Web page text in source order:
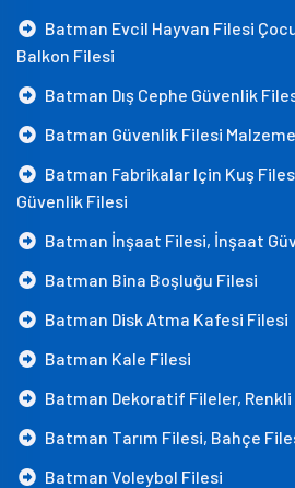
Batman Evcil Hayvan Filesi
Balkon Filesi
Batman Dış Cephe Güvenlik
Batman Güvenlik Filesi Malzeme
Batman Fabrikalar Için Kuş
Güvenlik Filesi
Batman İnşaat Filesi, İnşaat
Batman Bina Boşluğu Filesi
Batman Disk Atma Kafesi Filesi
Batman Kale Filesi
Batman Dekoratif Fileler,
Batman Tarım Filesi, Bahçe
Batman Voleybol Filesi